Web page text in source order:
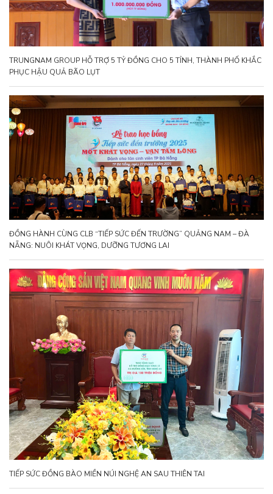
TRUNGNAM GROUP HỖ TRỢ 5 TỶ ĐỒNG CHO 5 TỈNH, THÀNH PHỐ KHẮC
PHỤC HẬU QUẢ BÃO LỤT
ĐỒNG HÀNH CÙNG CLB “TIẾP SỨC ĐẾN TRƯỜNG” QUẢNG NAM – ĐÀ
NẴNG: NUÔI KHÁT VỌNG, DƯỠNG TƯƠNG LAI
TIẾP SỨC ĐỒNG BÀO MIỀN NÚI NGHỆ AN SAU THIÊN TAI